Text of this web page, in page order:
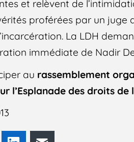
et relèvent de
proférées par un
La LDH
immédiate de Nadir
au rassemblement
l’Esplanade des droits de